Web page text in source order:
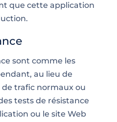
que cette application
sont comme les
au lieu de
trafic normaux ou
tests de résistance
ou le site Web